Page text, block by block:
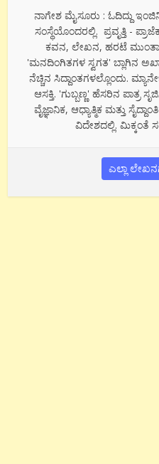
ನಾಗೇಶ ಮೈಸೂರು : ಓದಿದ್ದು
ಸಂಸ್ಥೆಯೊಂದರಲ್ಲಿ. ಪ್ರವೃತ್ತಿ -
ಕವನ, ಲೇಖನ, ಹರಟೆ
'ಮನದಿಂಗಿತಗಳ ಸ್ವಗತ' ಬ್ಲಾಗಿನ
ನೆಚ್ಚಿನ ಸಿದ್ದಾಂತಗಳಲ್ಲೊಂದು.
ಆಸಕ್ತಿ. 'ಗುಬ್ಬಣ್ಣ' ಹೆಸರಿನ ಪಾತ್ರ
ವೈಜ್ಞಾನಿಕ, ಆಧ್ಯಾತ್ಮಿಕ ಮತ್ತು
ವಿದೇಶದಲ್ಲಿ. ಮಿಕ್ಕಂತೆ
ಎಲ್ಲಾ